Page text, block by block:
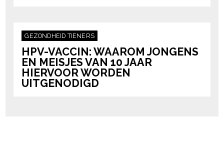
GEZONDHEID TIENERS
HPV-VACCIN: WAAROM JONGENS
EN MEISJES VAN 10 JAAR
HIERVOOR WORDEN
UITGENODIGD